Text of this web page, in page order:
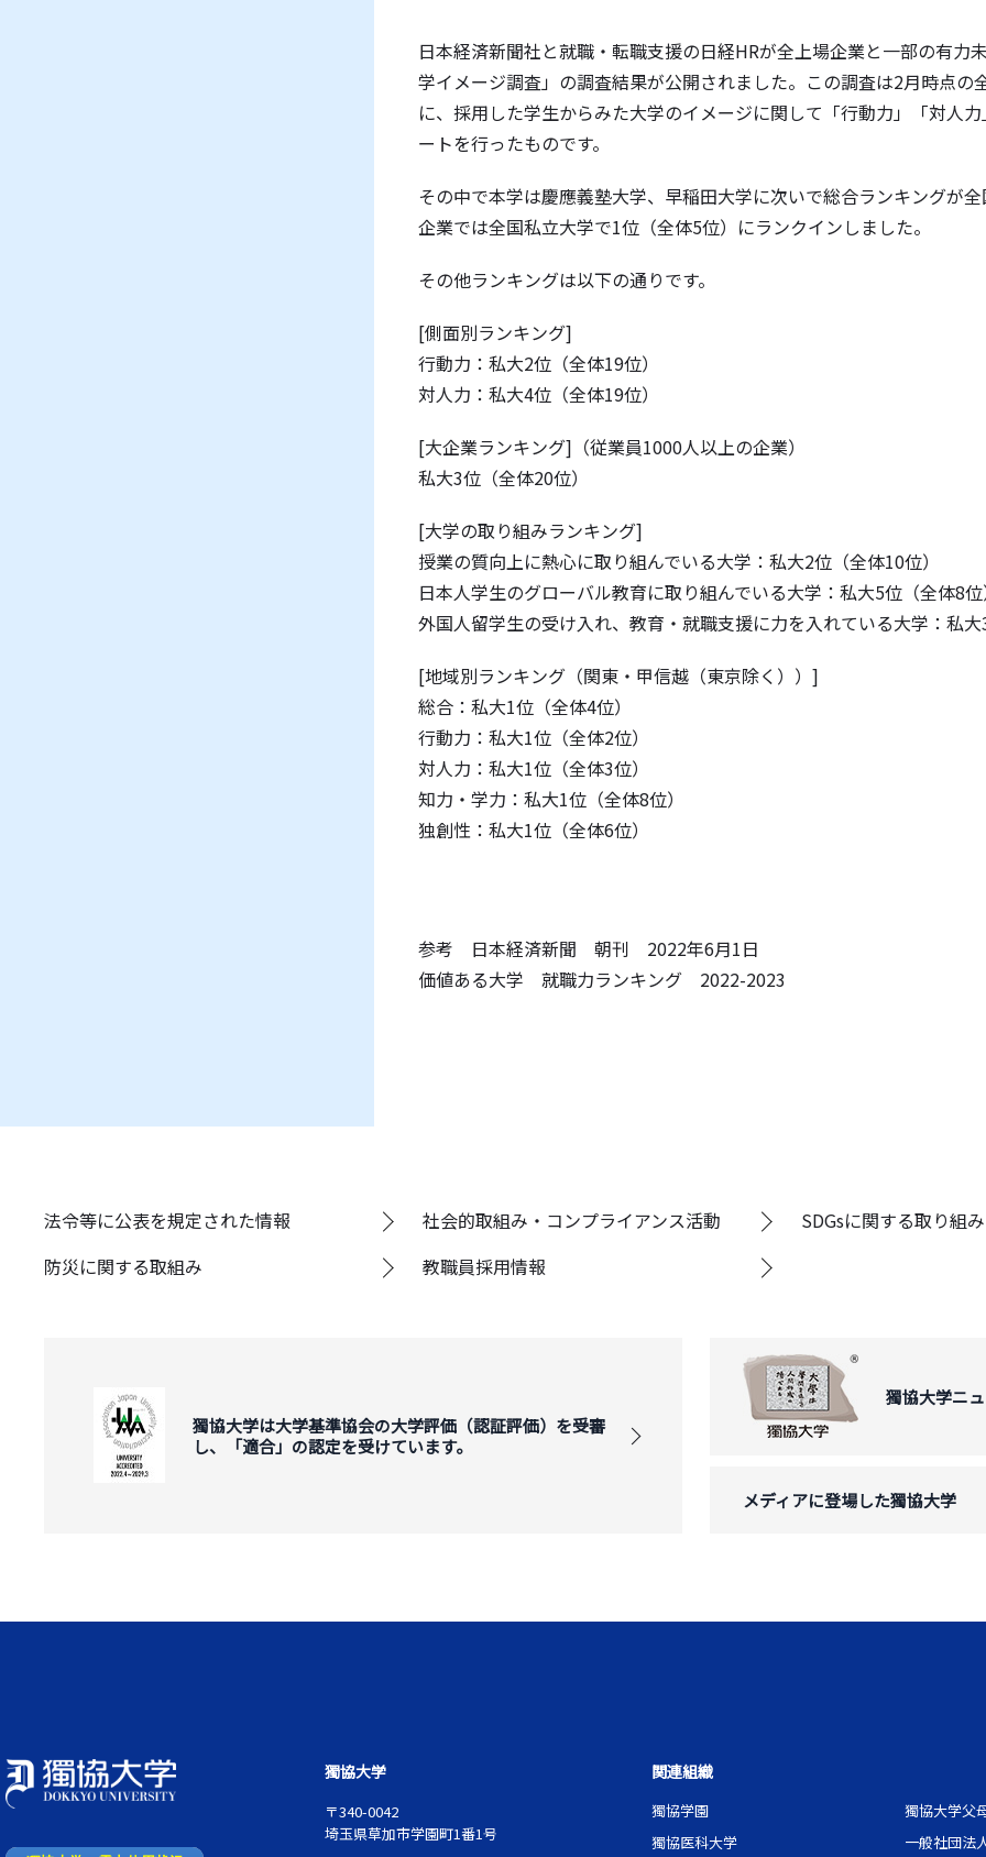
日本経済新聞社と就職・転職支援の日経HRが全上場企業と一部の有力
学イメージ調査」の調査結果が公開されました。この調査は2月時点
に、採用した学生からみた大学のイメージに関して「行動力」「対人
ートを行ったものです。
その中で本学は慶應義塾大学、早稲田大学に次いで総合ランキングが
企業では全国私立大学で1位（全体5位）にランクインしました。
その他ランキングは以下の通りです。
[側面別ランキング]
行動力：私大2位（全体19位）
対人力：私大4位（全体19位）
[大企業ランキング]（従業員1000人以上の企業）
私大3位（全体20位）
[大学の取り組みランキング]
授業の質向上に熱心に取り組んでいる大学：私大2位（全体10位）
日本人学生のグローバル教育に取り組んでいる大学：私大5位（全体8
外国人留学生の受け入れ、教育・就職支援に力を入れている大学：私
[地域別ランキング（関東・甲信越（東京除く））]
総合：私大1位（全体4位）
行動力：私大1位（全体2位）
対人力：私大1位（全体3位）
知力・学力：私大1位（全体8位）
独創性：私大1位（全体6位）
参考 日本経済新聞 朝刊 2022年6月1日
価値ある大学 就職力ランキング 2022-2023
法令等に公表を規定された情報 社会的取組み・コンプライアンス活動
SDGsに関する取り組み
防災に関する取組み
教職員採用情報
獨協大学は大学基準協会の大学評価（認証評価）を受審
し、「適合」の認定を受けています。
獨協大学ニ
メディアに登場した獨協大学
獨協大学
〒340-0042
埼玉県草加市学園町1番1号
関連組織
獨協学園
獨協医科大学
獨協大学父
一般社団法